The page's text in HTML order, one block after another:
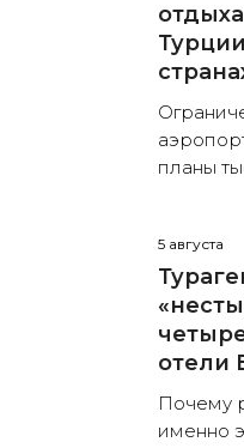
планы
5 августа
отели
Почему
именно